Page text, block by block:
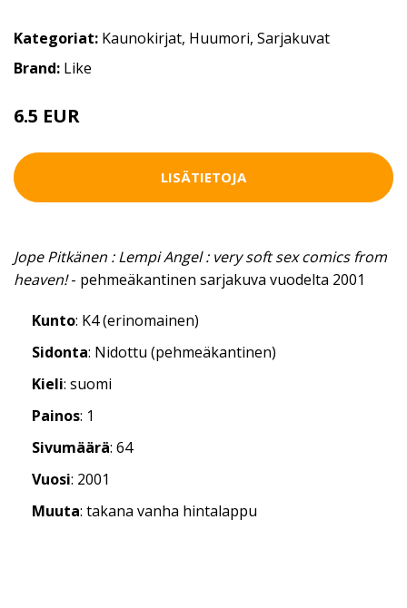
Kategoriat: Kaunokirjat, Huumori, Sarjakuvat
Brand: Like
6.5 EUR
LISÄTIETOJA
Jope Pitkänen : Lempi Angel : very soft sex comics from
heaven!- pehmeäkantinen sarjakuva vuodelta 2001
Kunto: K4 (erinomainen)
Sidonta: Nidottu (pehmeäkantinen)
Kieli: suomi
Painos: 1
Sivumäärä: 64
Vuosi: 2001
Muuta: takana vanha hintalappu